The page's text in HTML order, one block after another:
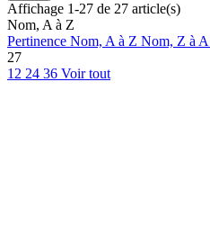
Affichage 1-27 de 27 article(s)
Nom, A à Z
Pertinence Nom, A à Z Nom, Z à A
27
12 24 36 Voir tout